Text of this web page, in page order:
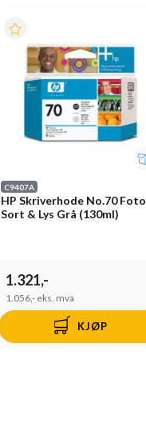
C9407A
HP Skriverhode No.70 Foto
Sort & Lys Grå (130ml)
1.321,-
1.056,- eks. mva
KJØP